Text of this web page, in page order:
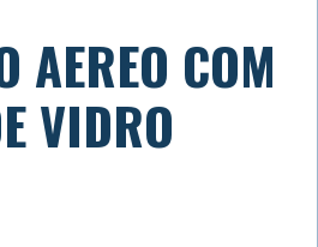
AEREO COM
VIDRO